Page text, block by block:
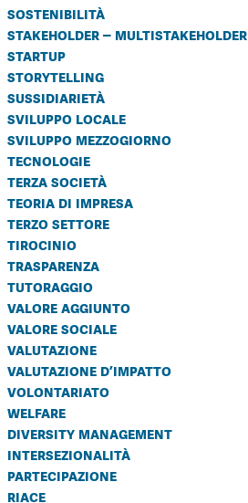
sostenibilità
stakeholder – multistakeholder
startup
storytelling
sussidiarietà
sviluppo locale
sviluppo mezzogiorno
tecnologie
terza società
teoria di impresa
terzo settore
tirocinio
trasparenza
tutoraggio
valore aggiunto
valore sociale
valutazione
valutazione d’impatto
volontariato
welfare
diversity management
intersezionalità
partecipazione
riace